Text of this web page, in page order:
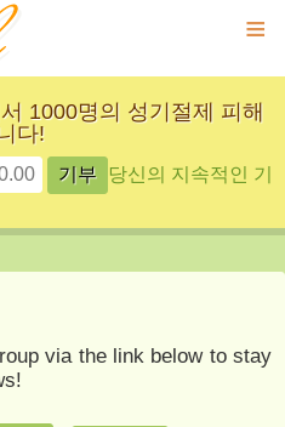
≡
1000명의 성기절제 피해
다!
당신의 지속적인 기
via the link below to stay